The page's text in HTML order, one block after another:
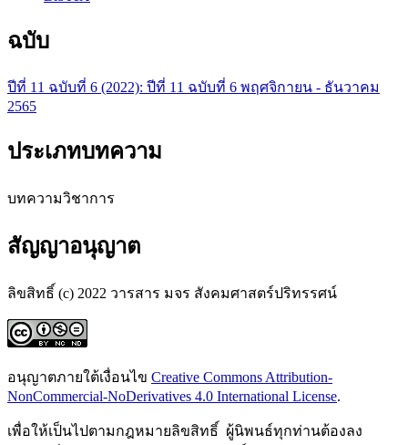
ฉบับ
ปีที่ 11 ฉบับที่ 6 (2022): ปีที่ 11 ฉบับที่ 6 พฤศจิกายน - ธันวาคม
2565
ประเภทบทความ
บทความวิชาการ
สัญญาอนุญาต
ลิขสิทธิ์ (c) 2022 วารสาร มจร สังคมศาสตร์ปริทรรศน์
อนุญาตภายใต้เงื่อนไข Creative Commons Attribution-
NonCommercial-NoDerivatives 4.0 International License.
เพื่อให้เป็นไปตามกฎหมายลิขสิทธิ์ ผู้นิพนธ์ทุกท่านต้องลง